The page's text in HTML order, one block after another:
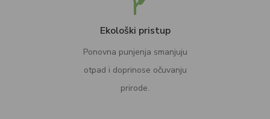
Ekološki pristup
Ponovna punjenja smanjuju
otpad i doprinose očuvanju
prirode.